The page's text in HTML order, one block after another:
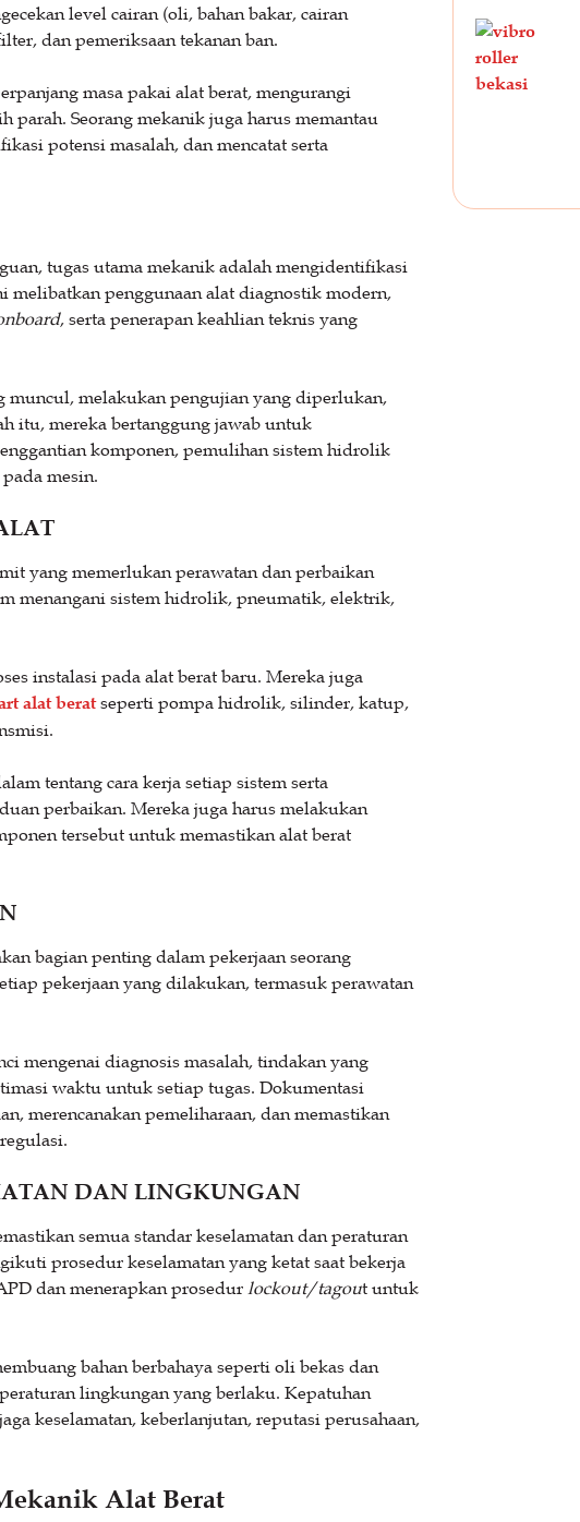
level cairan (oli, bahan bakar, cairan
dan pemeriksaan tekanan ban.
masa pakai alat berat, mengurangi
parah. Seorang mekanik juga harus memantau
potensi masalah, dan mencatat serta
tugas utama mekanik adalah mengidentifikasi
melibatkan penggunaan alat diagnostik modern,
, serta penerapan keahlian teknis yang
muncul, melakukan pengujian yang diperlukan,
itu, mereka bertanggung jawab untuk
komponen, pemulihan sistem hidrolik
mesin.
yang memerlukan perawatan dan perbaikan
menangani sistem hidrolik, pneumatik, elektrik,
instalasi pada alat berat baru. Mereka juga
alat beratseperti pompa hidrolik, silinder, katup,
tentang cara kerja setiap sistem serta
perbaikan. Mereka juga harus melakukan
tersebut untuk memastikan alat berat
bagian penting dalam pekerjaan seorang
pekerjaan yang dilakukan, termasuk perawatan
mengenai diagnosis masalah, tindakan yang
waktu untuk setiap tugas. Dokumentasi
merencanakan pemeliharaan, dan memastikan
DAN LINGKUNGAN
semua standar keselamatan dan peraturan
prosedur keselamatan yang ketat saat bekerja
dan menerapkan prosedur lockout/tagout untuk
bahan berbahaya seperti oli bekas dan
lingkungan yang berlaku. Kepatuhan
keselamatan, keberlanjutan, reputasi perusahaan,
Alat Berat